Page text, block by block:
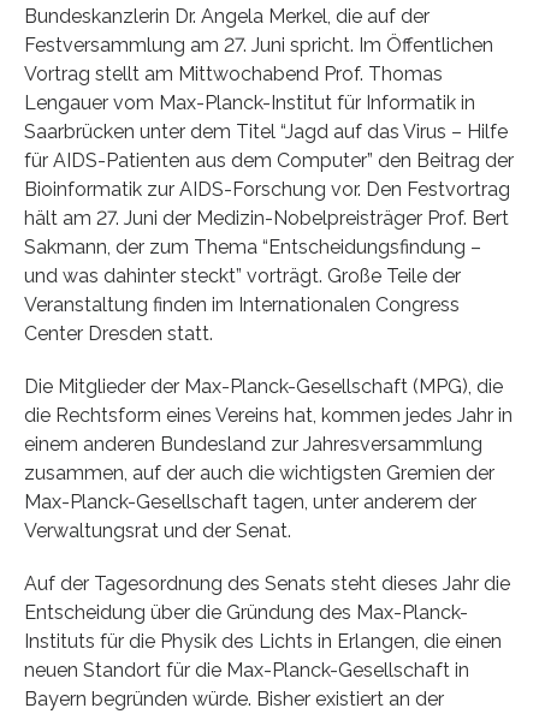
Bundeskanzlerin Dr. Angela Merkel, die auf der
Festversammlung am 27. Juni spricht. Im Öffentlichen
Vortrag stellt am Mittwochabend Prof. Thomas
Lengauer vom Max-Planck-Institut für Informatik in
Saarbrücken unter dem Titel “Jagd auf das Virus – Hilfe
für AIDS-Patienten aus dem Computer” den Beitrag der
Bioinformatik zur AIDS-Forschung vor. Den Festvortrag
hält am 27. Juni der Medizin-Nobelpreisträger Prof. Bert
Sakmann, der zum Thema “Entscheidungsfindung –
und was dahinter steckt” vorträgt. Große Teile der
Veranstaltung finden im Internationalen Congress
Center Dresden statt.
Die Mitglieder der Max-Planck-Gesellschaft (MPG), die
die Rechtsform eines Vereins hat, kommen jedes Jahr in
einem anderen Bundesland zur Jahresversammlung
zusammen, auf der auch die wichtigsten Gremien der
Max-Planck-Gesellschaft tagen, unter anderem der
Verwaltungsrat und der Senat.
Auf der Tagesordnung des Senats steht dieses Jahr die
Entscheidung über die Gründung des Max-Planck-
Instituts für die Physik des Lichts in Erlangen, die einen
neuen Standort für die Max-Planck-Gesellschaft in
Bayern begründen würde. Bisher existiert an der